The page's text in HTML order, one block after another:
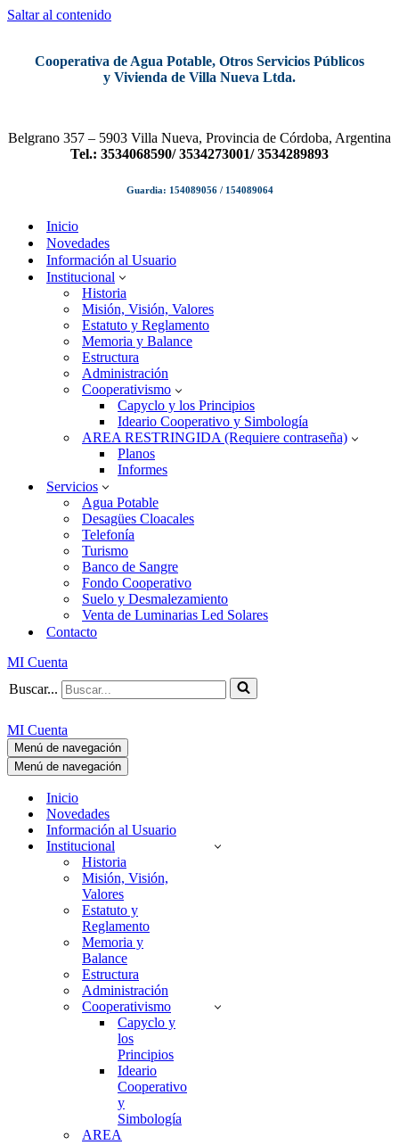
Saltar al contenido
Cooperativa de Agua Potable, Otros Servicios Públicos
y Vivienda de Villa Nueva Ltda.
Belgrano 357 – 5903 Villa Nueva, Provincia de Córdoba, Argentina
Tel.: 3534068590/ 3534273001/ 3534289893
Guardia: 154089056 / 154089064
Inicio
Novedades
Información al Usuario
Institucional
Historia
Misión, Visión, Valores
Estatuto y Reglamento
Memoria y Balance
Estructura
Administración
Cooperativismo
Capyclo y los Principios
Ideario Cooperativo y Simbología
AREA RESTRINGIDA (Requiere contraseña)
Planos
Informes
Servicios
Agua Potable
Desagües Cloacales
Telefonía
Turismo
Banco de Sangre
Fondo Cooperativo
Suelo y Desmalezamiento
Venta de Luminarias Led Solares
Contacto
MI Cuenta
Buscar...
MI Cuenta
Menú de navegación
Menú de navegación
Inicio
Novedades
Información al Usuario
Institucional
Historia
Misión, Visión,
Valores
Estatuto y
Reglamento
Memoria y
Balance
Estructura
Administración
Cooperativismo
Capyclo y
los
Principios
Ideario
Cooperativo
y
Simbología
AREA